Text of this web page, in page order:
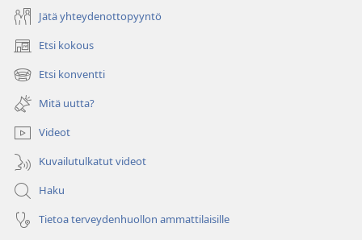
Jätä yhteydenottopyyntö
Etsi kokous
(avaa
uuden
ikkunan)
Etsi konventti
(avaa
uuden
ikkunan)
Mitä uutta?
Videot
Kuvailutulkatut videot
Haku
Tietoa terveydenhuollon ammattilaisille